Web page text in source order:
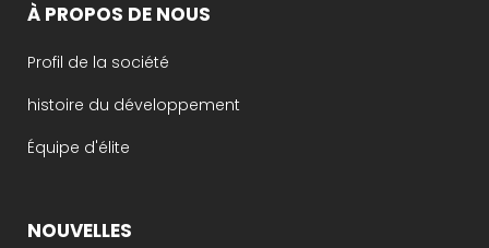
À PROPOS DE NOUS
Profil de la société
histoire du développement
Équipe d'élite
NOUVELLES